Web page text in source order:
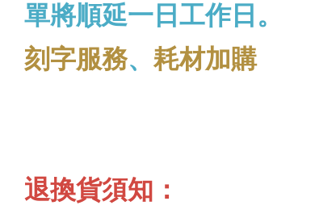
單將順延一日工作日。
刻字服務、 耗材加購
退換貨須知：